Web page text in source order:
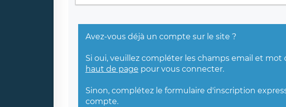
Avez-vous déjà un compte sur le site ?
Si oui, veuillez compléter les champs email et mot
haut de page pour vous connecter.
Sinon, complétez le formulaire d'inscription
compte.